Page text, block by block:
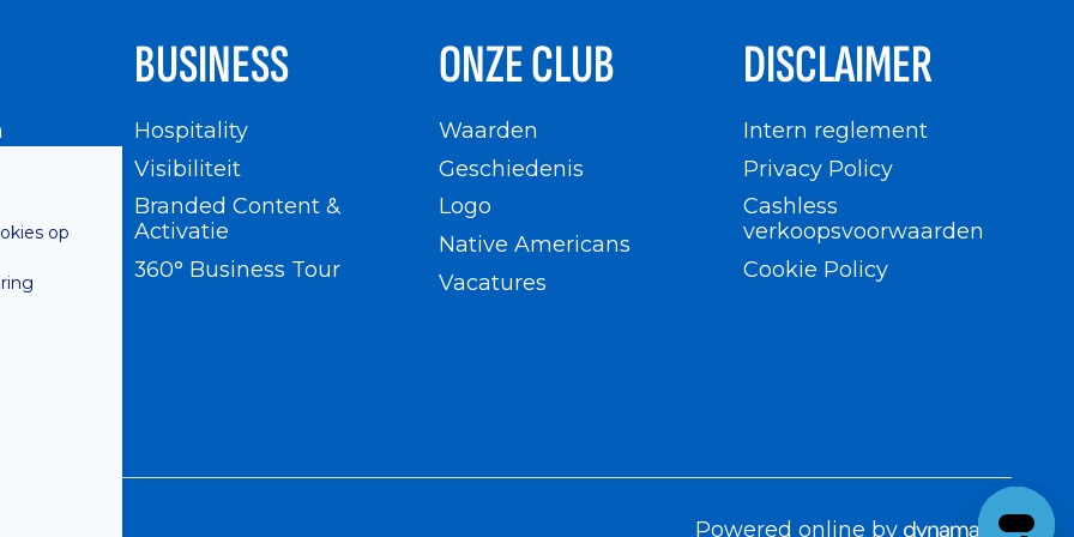
op
BUSINESS
Hospitality
Visibiliteit
Branded Content &
Activatie
360° Business Tour
ONZE CLUB
Waarden
Geschiedenis
Logo
Native Americans
Vacatures
DISCLAIMER
Intern reglement
Privacy Policy
Cashless
verkoopsvoorwaarden
Cookie Policy
Powered online by